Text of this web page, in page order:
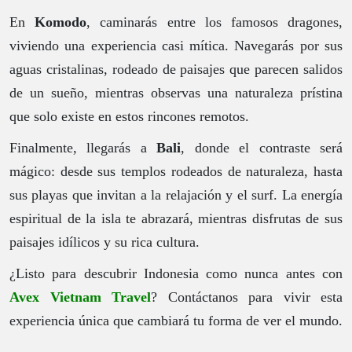
EnKomodo, caminarás entre los famosos dragones,
viviendo una experiencia casi mítica. Navegarás por sus
aguas cristalinas, rodeado de paisajes que parecen salidos
de un sueño, mientras observas una naturaleza prístina
que solo existe en estos rincones remotos.
Finalmente, llegarás aBali, donde el contraste será
mágico: desde sus templos rodeados de naturaleza, hasta
sus playas que invitan a la relajación y el surf. La energía
espiritual de la isla te abrazará, mientras disfrutas de sus
paisajes idílicos y su rica cultura.
¿Listo para descubrir Indonesia como nunca antes con
Avex Vietnam Travel? Contáctanos para vivir esta
experiencia única que cambiará tu forma de ver el mundo.